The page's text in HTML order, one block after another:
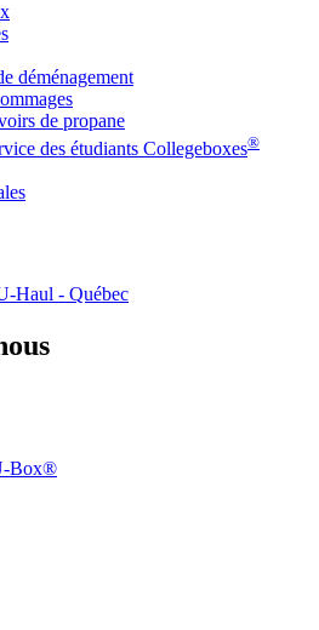
déménagement
de propane
des étudiants Collegeboxes®
Haul - Québec
Box®